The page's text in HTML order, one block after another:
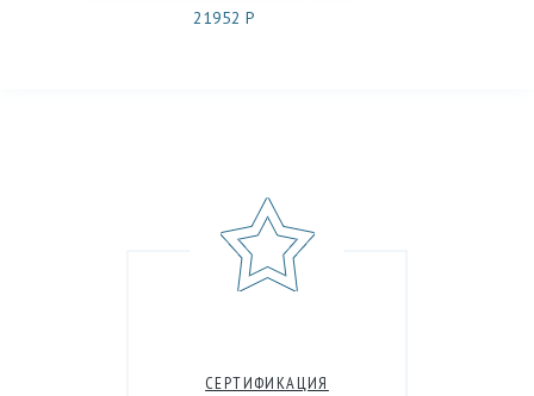
21952 Р
СЕРТИФИКАЦИЯ